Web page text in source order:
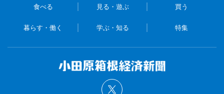
食べる 見る・遊ぶ 買う
暮らす・働く 学ぶ・知る 特集